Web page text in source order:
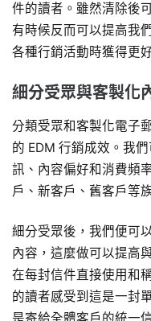
件的讀者。雖然清除後
有時候反而可以提高我
各種行銷活動時獲得更
細分受眾與客製化
分類受眾和客製化電子
的 EDM 行銷成效。我
訊、內容偏好和消費頻
戶、新客戶、舊客戶等
細分受眾後，我們便可
內容，這麼做可以提高
在每封信件直接使用和
的讀者感受到這是一封